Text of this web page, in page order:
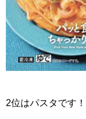
2位はパスタです！